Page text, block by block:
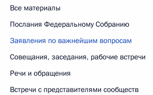
Все материалы
Послания Федеральному Собранию
Заявления по важнейшим вопросам
Совещания, заседания, рабочие встречи
Речи и обращения
Встречи с представителями сообществ